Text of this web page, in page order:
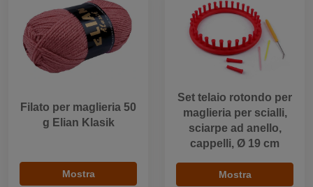
Filato per maglieria 50
g Elian Klasik
Mostra
Set telaio rotondo per
maglieria per scialli,
sciarpe ad anello,
cappelli, Ø 19 cm
Mostra